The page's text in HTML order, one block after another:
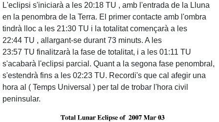
L'eclipsi s'iniciarà a les 20:18 TU , amb l'entrada de la Lluna
en la penombra de la Terra. El primer contacte amb l'ombra
tindrà lloc a les 21:30 TU i la totalitat començarà a les
22:44 TU , allargant-se durant 73 minuts. A les
23:57 TU finalitzarà la fase de totalitat, i a les 01:11 TU
s'acabarà l'eclipsi parcial. Quant a la segona fase penombral,
s'estendrà fins a les 02:23 TU. Recordi's que cal afegir una
hora al ( Temps Universal ) per tal de trobar l'hora civil
peninsular.